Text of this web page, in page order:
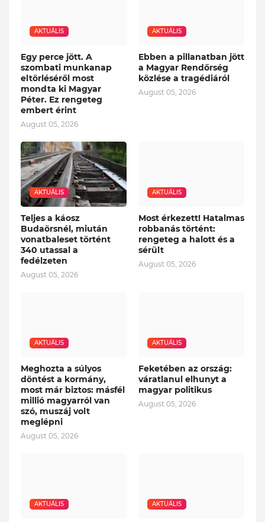
AKTUÁLIS
Egy perce jött. A
szombati munkanap
eltörléséről most
mondta ki Magyar
Péter. Ez rengeteg
embert érint
August 05, 2026
AKTUÁLIS
Ebben a pillanatban jött
a Magyar Rendőrség
közlése a tragédiáról
August 05, 2026
AKTUÁLIS
Teljes a káosz
Budaörsnél, miután
vonatbaleset történt
340 utassal a
fedélzeten
August 05, 2026
AKTUÁLIS
Most érkezett! Hatalmas
robbanás történt:
rengeteg a halott és a
sérült
August 05, 2026
AKTUÁLIS
Meghozta a súlyos
döntést a kormány,
most már biztos: másfél
millió magyarról van
szó, muszáj volt
meglépni
August 05, 2026
AKTUÁLIS
Feketében az ország:
váratlanul elhunyt a
magyar politikus
August 05, 2026
AKTUÁLIS AKTUÁLIS